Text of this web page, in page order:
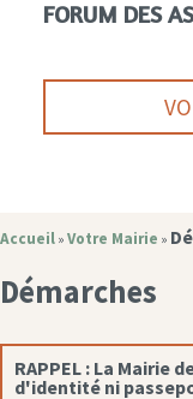
FORUM DES
Accueil » Votre Mairie »
Démarches
RAPPEL : La Mairie
d'identité ni